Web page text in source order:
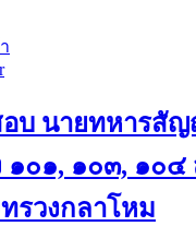
บ นายทหารสั
๑๐๑, ๑๐๓, ๑๐๔
รวงกลาโหม